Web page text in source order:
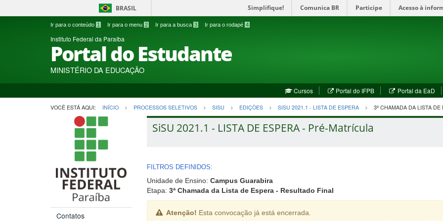
BRASIL Simplifique! Comunica BR Participe Acesso à
Ir para o conteúdo 1 Ir para o menu 2 Ir para a busca 3 Ir para o rodapé 4
Instituto Federal da Paraíba
Portal do Estudante
MINISTÉRIO DA EDUCAÇÃO
Cursos Portal do IFPB(abre
em
nova
janela)
Portal da EaD
em
VOCÊ ESTÁ AQUI: INÍCIO PROCESSOS SELETIVOS SISU EDIÇÕES SISU 2021.1 - LISTA DE ESPERA 3ª CHAMADA DA LISTA
Contatos
SiSU 2021.1 - LISTA DE ESPERA - Pré-Matrícula
FILTROS DEFINIDOS:
Unidade de Ensino: Campus Guarabira
Etapa: 3ª Chamada da Lista de Espera - Resultado Final
Atenção! Esta convocação já está encerrada.